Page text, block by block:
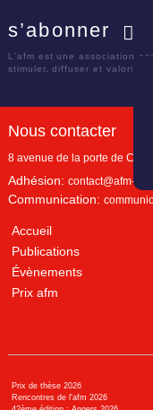
s’abonner
L'afm est une association
stimuler, diffuser et valoriser
Nous contacter
8 avenue de la porte de
Adhésion: contact@afm-
Communication:
Accueil
Publications
Évènements
Prix afm
Prix de thèse 2026
Rencontres de l'afm 2026